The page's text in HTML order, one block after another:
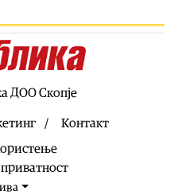
достапен во аптеките
предизвикал
во крвта, возилото му е
ДОО Скопје
Контакт